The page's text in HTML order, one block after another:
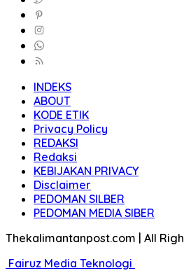
INDEKS
ABOUT
KODE ETIK
Privacy Policy
REDAKSI
Redaksi
KEBIJAKAN PRIVACY
Disclaimer
PEDOMAN SILBER
PEDOMAN MEDIA SIBER
Thekalimantanpost.com | All
Fairuz Media Teknologi